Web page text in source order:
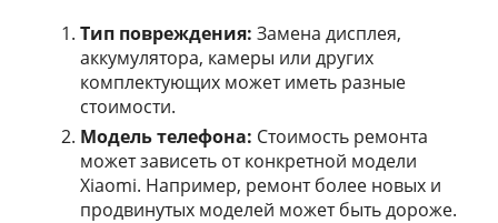
Тип повреждения: Замена дисплея,
аккумулятора, камеры или других
комплектующих может иметь разные
стоимости.
Модель телефона: Стоимость ремонта
может зависеть от конкретной модели
Xiaomi. Например, ремонт более новых и
продвинутых моделей может быть дороже.